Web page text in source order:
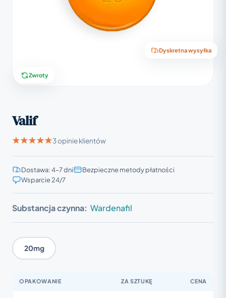
Dyskretna wysyłka
Zwroty
Valif
3 opinie klientów
Dostawa: 4–7 dni
Bezpieczne metody płatności
Wsparcie 24/7
Substancja czynna: Wardenafil
20mg
OPAKOWANIE ZA SZTUKĘ CENA